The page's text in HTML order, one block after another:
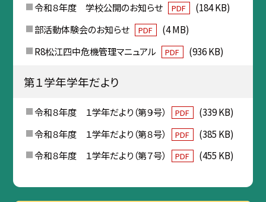
令和８年度 学校公開のお知らせ
PDF
(184 KB)
部活動体験会のお知らせ
PDF
(4 MB)
R8松江四中危機管理マニュアル
PDF (936 KB)
第１学年学年だより
令和８年度 １学年だより（第９号） PDF
(339 KB)
令和８年度 １学年だより（第８号）
PDF
(385 KB)
令和８年度 １学年だより（第７号）
PDF (455 KB)